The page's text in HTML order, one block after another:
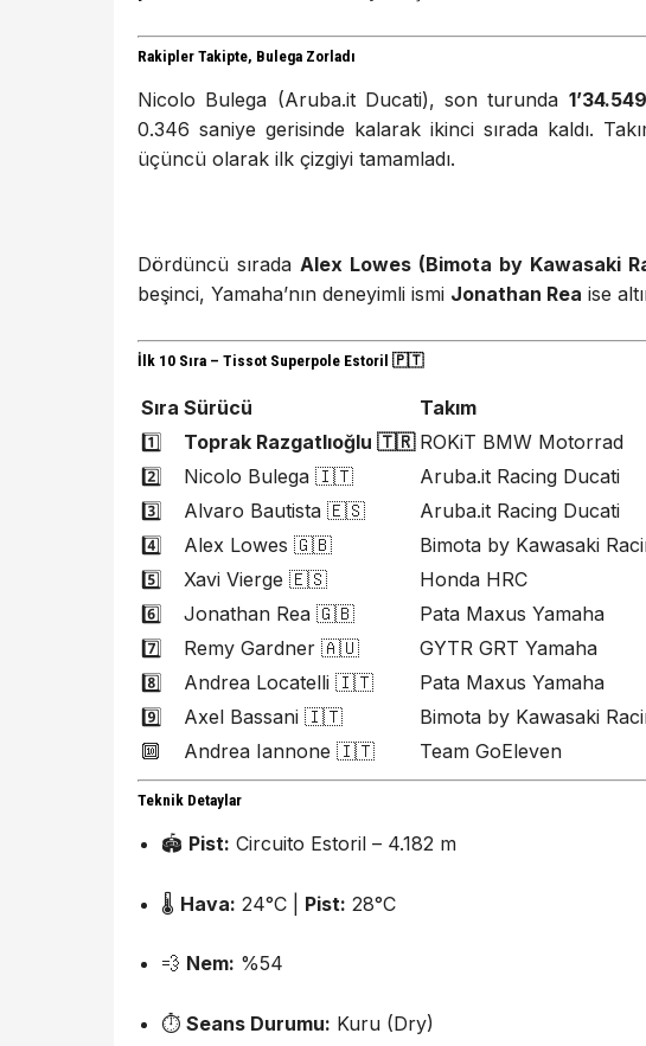
Rakipler Takipte, Bulega Zorladı
Nicolo Bulega (Aruba.it Ducati), son turunda 1’34.549
0.346 saniye gerisinde kalarak ikinci sırada kaldı.
üçüncü olarak ilk çizgiyi tamamladı.
Dördüncü sırada Alex Lowes (Bimota by Kawasaki
beşinci, Yamaha’nın deneyimli ismi Jonathan Rea ise
İlk 10 Sıra – Tissot Superpole Estoril 🇵🇹
Sıra Sürücü Takım
1️⃣
Toprak Razgatlıoğlu 🇹🇷 ROKiT BMW Motorrad
2️⃣
Nicolo Bulega 🇮🇹 Aruba.it Racing Ducati
3️⃣
Alvaro Bautista 🇪🇸 Aruba.it Racing Ducati
4️⃣
Alex Lowes 🇬🇧 Bimota by Kawasaki
5️⃣
Xavi Vierge 🇪🇸 Honda HRC
6️⃣
Jonathan Rea 🇬🇧 Pata Maxus Yamaha
7️⃣
Remy Gardner 🇦🇺 GYTR GRT Yamaha
8️⃣
Andrea Locatelli 🇮🇹 Pata Maxus Yamaha
9️⃣
Axel Bassani 🇮🇹 Bimota by Kawasaki
🔟
Andrea Iannone 🇮🇹 Team GoEleven
Teknik Detaylar
🏟️ Pist: Circuito Estoril – 4.182 m
🌡️ Hava: 24°C | Pist: 28°C
💨 Nem: %54
⏱️ Seans Durumu: Kuru (Dry)